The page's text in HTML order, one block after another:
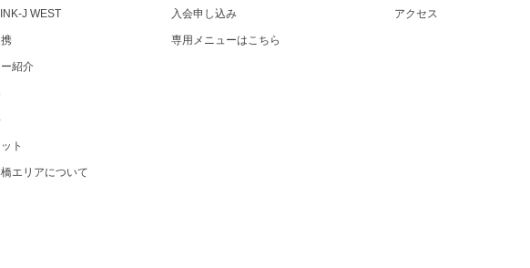
J WEST
紹介
ト
エリアについて
入会申し込み
専用メニューはこちら
アクセス